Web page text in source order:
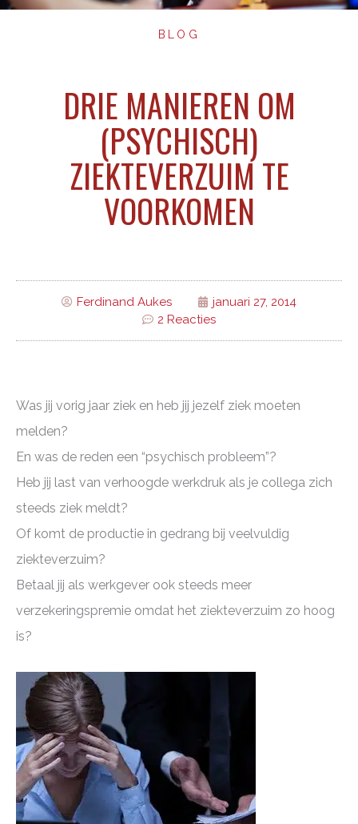
BLOG
DRIE MANIEREN OM
(PSYCHISCH)
ZIEKTEVERZUIM TE
VOORKOMEN
Ferdinand Aukes
januari 27, 2014
2 Reacties
Was jij vorig jaar ziek en heb jij jezelf ziek moeten
melden?
En was de reden een “psychisch probleem”?
Heb jij last van verhoogde werkdruk als je collega zich
steeds ziek meldt?
Of komt de productie in gedrang bij veelvuldig
ziekteverzuim?
Betaal jij als werkgever ook steeds meer
verzekeringspremie omdat het ziekteverzuim zo hoog
is?